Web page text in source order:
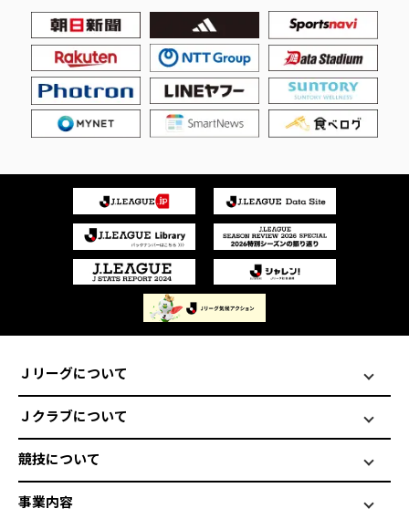
Ｊリーグについて
Ｊクラブについて
競技について
事業内容